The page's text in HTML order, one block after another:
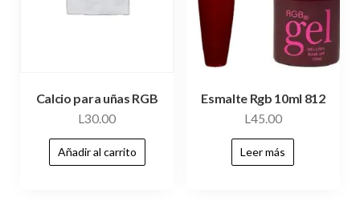
Calcio para uñas RGB
L30.00
Añadir al carrito
Esmalte Rgb 10ml 812
L45.00
Leer más